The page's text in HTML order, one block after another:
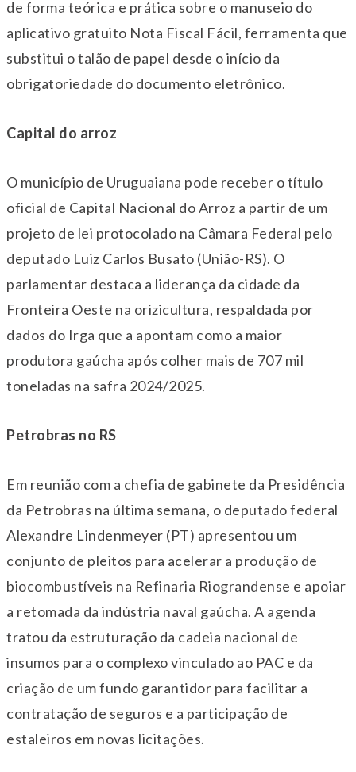
de forma teórica e prática sobre o manuseio do
aplicativo gratuito Nota Fiscal Fácil, ferramenta que
substitui o talão de papel desde o início da
obrigatoriedade do documento eletrônico.
Capital do arroz
O município de Uruguaiana pode receber o título
oficial de Capital Nacional do Arroz a partir de um
projeto de lei protocolado na Câmara Federal pelo
deputado Luiz Carlos Busato (União-RS). O
parlamentar destaca a liderança da cidade da
Fronteira Oeste na orizicultura, respaldada por
dados do Irga que a apontam como a maior
produtora gaúcha após colher mais de 707 mil
toneladas na safra 2024/2025.
Petrobras no RS
Em reunião com a chefia de gabinete da Presidência
da Petrobras na última semana, o deputado federal
Alexandre Lindenmeyer (PT) apresentou um
conjunto de pleitos para acelerar a produção de
biocombustíveis na Refinaria Riograndense e apoiar
a retomada da indústria naval gaúcha. A agenda
tratou da estruturação da cadeia nacional de
insumos para o complexo vinculado ao PAC e da
criação de um fundo garantidor para facilitar a
contratação de seguros e a participação de
estaleiros em novas licitações.